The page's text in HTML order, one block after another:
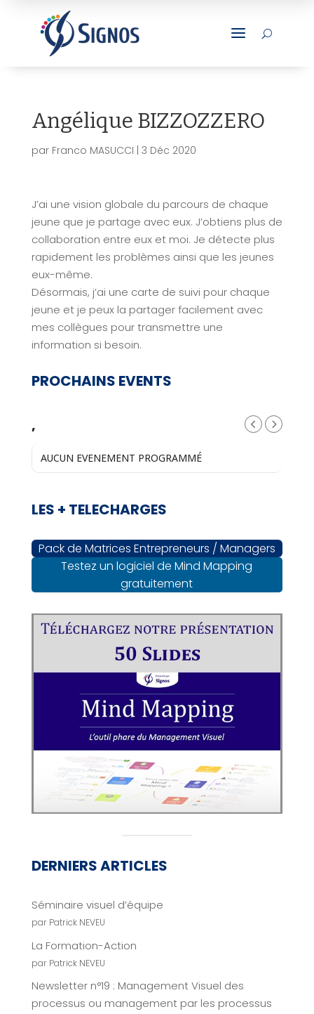
a U
Angélique BIZZOZZERO
par Franco MASUCCI 3 Déc 2020
J’ai une vision globale du parcours de chaque
jeune que je partage avec eux. J’obtiens plus de
collaboration entre eux et moi. Je détecte plus
rapidement les problèmes ainsi que les jeunes
eux-même.
Désormais, j’ai une carte de suivi pour chaque
jeune et je peux la partager facilement avec
mes collègues pour transmettre une
information si besoin.
PROCHAINS EVENTS
,
AUCUN EVENEMENT PROGRAMMÉ
LES + TELECHARGES
Pack de Matrices Entrepreneurs / Managers
Testez un logiciel de Mind Mapping
gratuitement
DERNIERS ARTICLES
Séminaire visuel d’équipe
par Patrick NEVEU
La Formation-Action
par Patrick NEVEU
Newsletter n°19 : Management Visuel des
processus ou management par les processus